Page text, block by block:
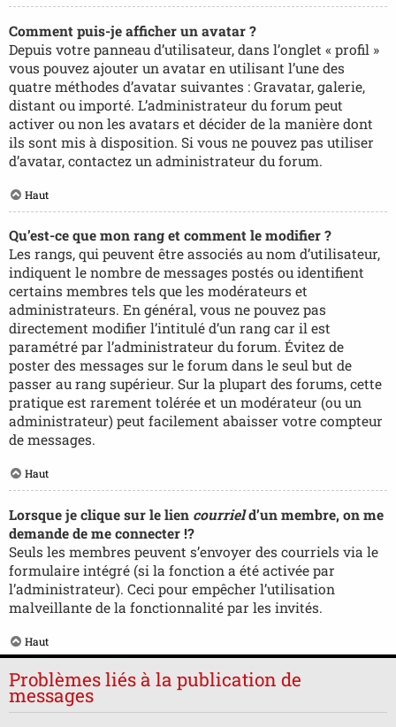
Comment puis-je afficher un avatar ?
Depuis votre panneau d’utilisateur, dans l’onglet « profil »
vous pouvez ajouter un avatar en utilisant l’une des
quatre méthodes d’avatar suivantes : Gravatar, galerie,
distant ou importé. L’administrateur du forum peut
activer ou non les avatars et décider de la manière dont
ils sont mis à disposition. Si vous ne pouvez pas utiliser
d’avatar, contactez un administrateur du forum.
Haut
Qu’est-ce que mon rang et comment le modifier ?
Les rangs, qui peuvent être associés au nom d’utilisateur,
indiquent le nombre de messages postés ou identifient
certains membres tels que les modérateurs et
administrateurs. En général, vous ne pouvez pas
directement modifier l’intitulé d’un rang car il est
paramétré par l’administrateur du forum. Évitez de
poster des messages sur le forum dans le seul but de
passer au rang supérieur. Sur la plupart des forums, cette
pratique est rarement tolérée et un modérateur (ou un
administrateur) peut facilement abaisser votre compteur
de messages.
Haut
Lorsque je clique sur le lien courrield’un membre, on me
demande de me connecter !?
Seuls les membres peuvent s’envoyer des courriels via le
formulaire intégré (si la fonction a été activée par
l’administrateur). Ceci pour empêcher l’utilisation
malveillante de la fonctionnalité par les invités.
Haut
Problèmes liés à la publication de
messages